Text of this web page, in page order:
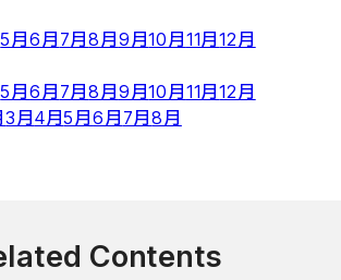
5月6月 7月8月 9月10月 11月12月
5月6月 7月8月 9月10月 11月12月
3月 4月5月6月 7月8月
Contents